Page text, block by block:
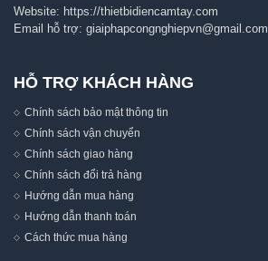
Website: https://thietbidiencamtay.com
Email hỗ trợ: giaiphapcongnghiepvn@gmail.com
HỖ TRỢ KHÁCH HÀNG
Chính sách bảo mật thông tin
Chính sách vận chuyển
Chính sách giao hàng
Chính sách đổi trả hàng
Hướng dẫn mua hàng
Hướng dẫn thanh toán
Cách thức mua hàng